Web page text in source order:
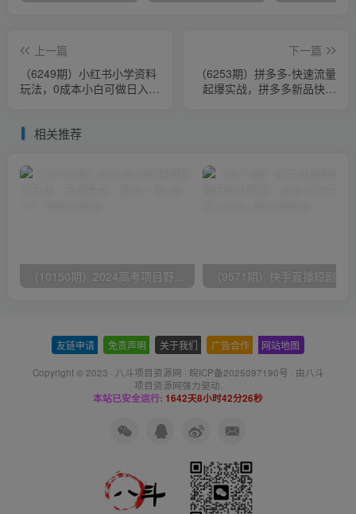
上一篇
（6249期）小红书小学资料
玩法，0成本小白可做日入
下一篇
（6253期）拼多多-快速流量
起爆实战，拼多多新品快速
相关推荐
（10150期）2024高考项目野路子玩法，无限裂变，最高一天1W＋！
友链申请 免责声明 关于我们 广告合作 网站地图
Copyright © 2023 · 八斗项目资源网 · 皖ICP备2025097190号 · 由八斗
项目资源网强力驱动.
本站已安全运行: 1642天8小时42分26秒